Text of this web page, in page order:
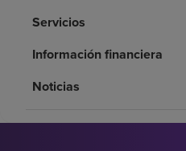
Acerca de nosotros
Servicios
Información financiera
Noticias